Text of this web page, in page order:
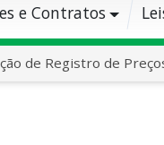
e Contratos
de Registro de